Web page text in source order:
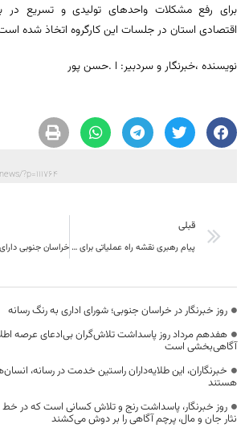
برای رفع مشکلات واحدهای تولیدی و تسریع در
اقتصادی استان در جلسات این کارگروه اتخاذ شده
نویسنده ،خبرنگار و سردبیر: ا .حسن پور
?p=111764
قبلی
پیام رهبری نقشه راه عملیاتی برای اداره اقتصاد کشور است
روز خبرنگار در خراسان جنوبی؛ شورای اداری به رنگ رسانه
هفدهم مرداد روز پاسداشت تلاش‌گران بی‌ادعای عرصه
آگاهی‌بخشی است
خبرنگاران، این طلایه‌داران راستین خدمت در رسانه،
هستند
روز خبرنگار، پاسداشت رنج و تلاش کسانی است که در خط
نثار جان و مال، پرچم آگاهی را بر دوش می‌کشند